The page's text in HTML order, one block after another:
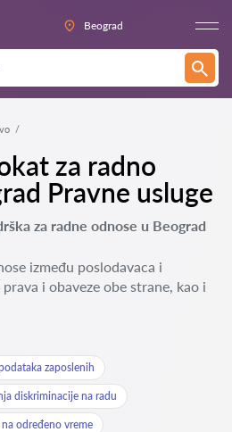
Beograd
za radno
Pravne usluge
za radne odnose u Beograd
između poslodavaca i
i obaveze obe strane, kao i
zaposlenih
diskriminacije na radu
na određeno vreme